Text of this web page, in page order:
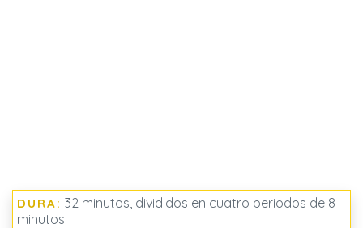
DURA: 32 minutos, divididos en cuatro periodos de 8
minutos.